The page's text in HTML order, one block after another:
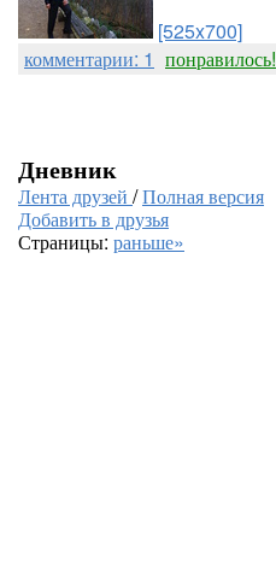
[525x700]
комментарии: 1 понравилось!
Дневник
Лента друзей /Полная версия
Добавить в друзья
Страницы: раньше»